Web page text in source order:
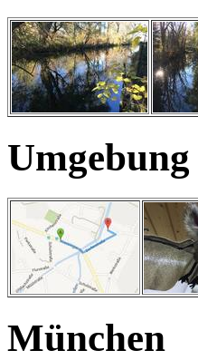
München